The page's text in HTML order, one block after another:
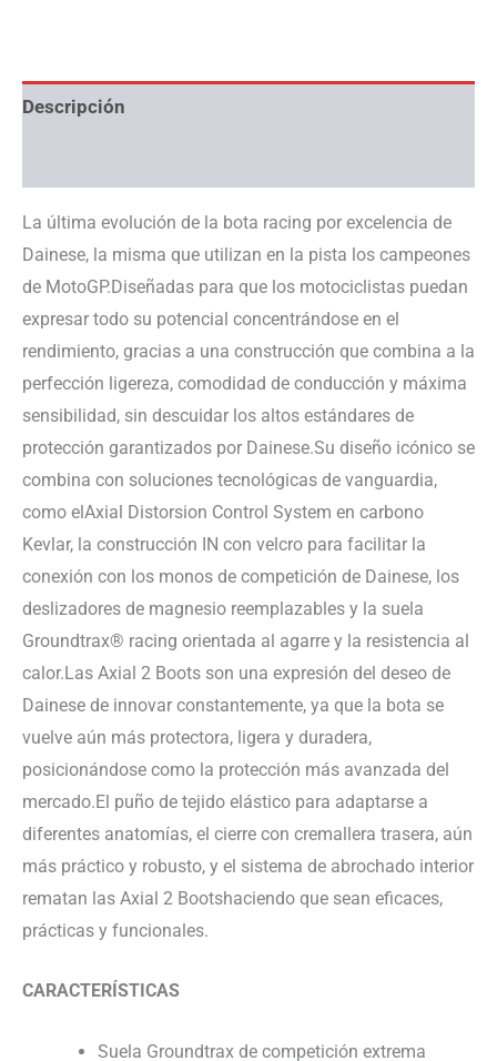
Descripción
La última evolución de la bota racing por excelencia de
Dainese, la misma que utilizan en la pista los campeones
de MotoGP.Diseñadas para que los motociclistas puedan
expresar todo su potencial concentrándose en el
rendimiento, gracias a una construcción que combina a la
perfección ligereza, comodidad de conducción y máxima
sensibilidad, sin descuidar los altos estándares de
protección garantizados por Dainese.Su diseño icónico se
combina con soluciones tecnológicas de vanguardia,
como elAxial Distorsion Control System en carbono
Kevlar, la construcción IN con velcro para facilitar la
conexión con los monos de competición de Dainese, los
deslizadores de magnesio reemplazables y la suela
Groundtrax® racing orientada al agarre y la resistencia al
calor.Las Axial 2 Boots son una expresión del deseo de
Dainese de innovar constantemente, ya que la bota se
vuelve aún más protectora, ligera y duradera,
posicionándose como la protección más avanzada del
mercado.El puño de tejido elástico para adaptarse a
diferentes anatomías, el cierre con cremallera trasera, aún
más práctico y robusto, y el sistema de abrochado interior
rematan las Axial 2 Bootshaciendo que sean eficaces,
prácticas y funcionales.
CARACTERÍSTICAS
Suela Groundtrax de competición extrema